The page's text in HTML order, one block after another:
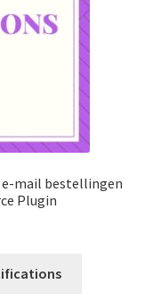
e-mail bestellingen
Plugin